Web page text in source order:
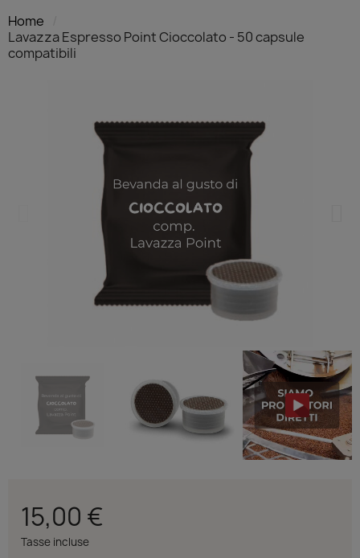
Home
Lavazza Espresso Point Cioccolato - 50 capsule
compatibili
15,00 €
Tasse incluse